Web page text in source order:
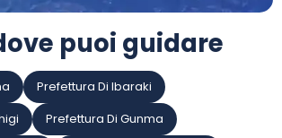
puoi guidare
Prefettura Di Ibaraki
Prefettura Di Gunma